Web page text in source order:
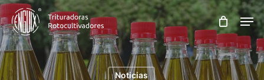
Skip
to
main
content
Noticias